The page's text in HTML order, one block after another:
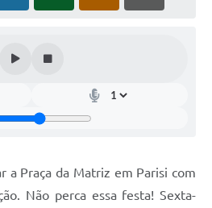
a Praça da Matriz em Parisi com
Não perca essa festa! Sexta-